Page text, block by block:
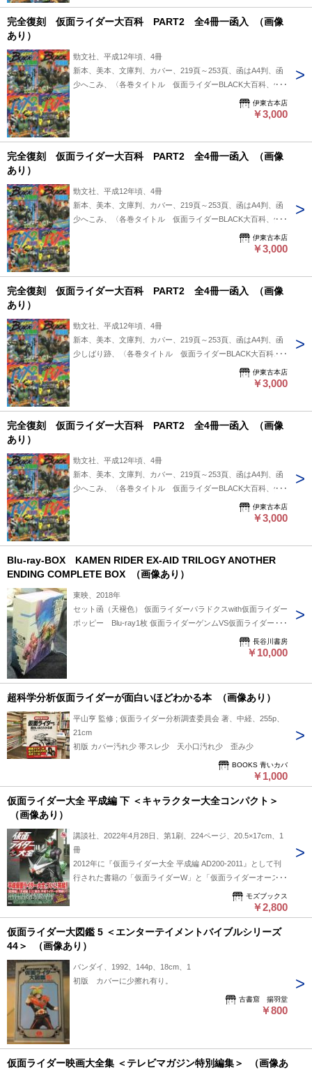
完全復刻 仮面ライダー大百科 PART2 全4冊一函入 （画像
あり）
勁文社、平成12年頃、4冊
新本、美本、文庫判、カバー、219頁～253頁、函はA4判、函
少へこみ、〈各巻タイトル 仮面ライダーBLACK大百科、仮
面ライダーBLACK2大百科、仮面ライダーBLACK RX大百科、
仮面ライダーBLACK RX2大百科〉〈仮面ライダーBLACK RX2
伊東古本店
￥3,000
完全復刻 仮面ライダー大百科 PART2 全4冊一函入 （画像
あり）
勁文社、平成12年頃、4冊
新本、美本、文庫判、カバー、219頁～253頁、函はA4判、函
少へこみ、〈各巻タイトル 仮面ライダーBLACK大百科、仮
面ライダーBLACK2大百科、仮面ライダーBLACK RX大百科、
仮面ライダーBLACK RX2大百科〉〈仮面ライダーBLACK RX2
伊東古本店
￥3,000
完全復刻 仮面ライダー大百科 PART2 全4冊一函入 （画像
あり）
勁文社、平成12年頃、4冊
新本、美本、文庫判、カバー、219頁～253頁、函はA4判、函
少しばり跡、〈各巻タイトル 仮面ライダーBLACK大百科、
仮面ライダーBLACK2大百科、仮面ライダーBLACK RX大百
科、仮面ライダーBLACK RX2大百科〉〈仮面ライダーBLACK
伊東古本店
￥3,000
完全復刻 仮面ライダー大百科 PART2 全4冊一函入 （画像
あり）
勁文社、平成12年頃、4冊
新本、美本、文庫判、カバー、219頁～253頁、函はA4判、函
少へこみ、〈各巻タイトル 仮面ライダーBLACK大百科、仮
面ライダーBLACK2大百科、仮面ライダーBLACK RX大百科、
仮面ライダーBLACK RX2大百科〉〈仮面ライダーBLACK RX2
伊東古本店
￥3,000
Blu-ray-BOX KAMEN RIDER EX-AID TRILOGY ANOTHER
ENDING COMPLETE BOX （画像あり）
東映、2018年
セット函（天褪色） 仮面ライダーパラドクスwith仮面ライダー
ポッピー Blu-ray1枚 仮面ライダーゲンムVS仮面ライダーレ
ーザー Blu-ray＋CD1枚 仮面ライダーブレイブ＆仮面ライダ
ースナイプ Blu-ray1枚＋取説＋ちらし KAMEN RIDER EX-
です
長谷川書房
￥10,000
超科学分析仮面ライダーが面白いほどわかる本 （画像あり）
平山亨 監修 ; 仮面ライダー分析調査委員会 著、中経、255p、
21cm
初版 カバー汚れ少 帯スレ少 天小口汚れ少 歪み少
BOOKS 青いカバ
￥1,000
仮面ライダー大全 平成編 下 ＜キャラクター大全コンパクト＞
（画像あり）
講談社、2022年4月28日、第1刷、224ページ、20.5×17cm、1
冊
2012年に『仮面ライダー大全 平成編 AD200-2011』として刊
行された書籍の「仮面ライダーW」と「仮面ライダーオーズ」
をコンパクト化して再編集、さらに「仮面ライダーフォーゼ」
から～「仮面ライダージオウ」までの8作品を、完全新規編集
として収録。 帯付。本文、表紙カバーとも良好な状態（ほぼ
未読）。
モズブックス
￥2,800
仮面ライダー大図鑑 5 ＜エンターテイメントバイブルシリーズ
44＞ （画像あり）
バンダイ、1992、144p、18cm、1
初版 カバーに少擦れ有り。
古書窟 揚羽堂
￥800
仮面ライダー映画大全集 ＜テレビマガジン特別編集＞ （画像あ